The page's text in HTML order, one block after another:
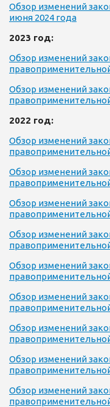
Обзор изменений
июня 2024 года
2023 год:
Обзор изменений
Обзор изменений
2022 год:
Обзор изменений
Обзор изменений
Обзор изменений
Обзор изменений
Обзор изменений
Обзор изменений
Обзор изменений
Обзор изменений
Обзор изменений